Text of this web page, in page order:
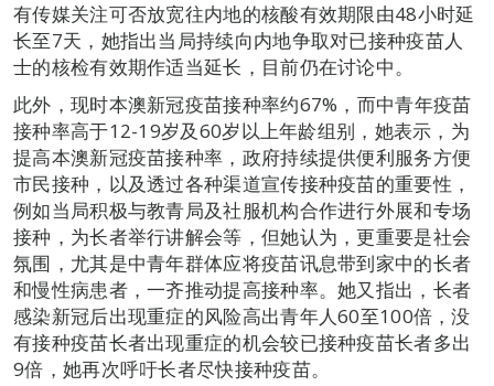
有传媒关注可否放宽往内地的核酸有效期限由48小时延
长至7天，她指出当局持续向内地争取对已接种疫苗人
士的核检有效期作适当延长，目前仍在讨论中。
此外，现时本澳新冠疫苗接种率约67%，而中青年疫苗
接种率高于12-19岁及60岁以上年龄组别，她表示，为
提高本澳新冠疫苗接种率，政府持续提供便利服务方便
市民接种，以及透过各种渠道宣传接种疫苗的重要性，
例如当局积极与教青局及社服机构合作进行外展和专场
接种，为长者举行讲解会等，但她认为，更重要是社会
氛围，尤其是中青年群体应将疫苗讯息带到家中的长者
和慢性病患者，一齐推动提高接种率。她又指出，长者
感染新冠后出现重症的风险高出青年人60至100倍，没
有接种疫苗长者出现重症的机会较已接种疫苗长者多出
9倍，她再次呼吁长者尽快接种疫苗。